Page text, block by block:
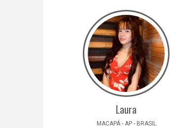
Laura
MACAPÁ - AP - BRASIL